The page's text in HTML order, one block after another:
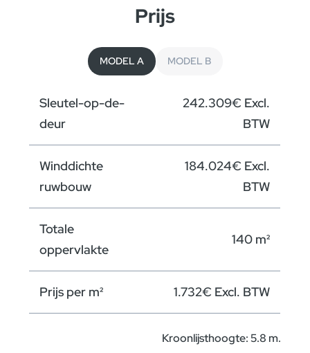
Gelijkvloers B
Verdieping B
Prijs
MODEL A MODEL B
Sleutel-op-de-
deur
242.309€ Excl.
BTW
Winddichte
ruwbouw
184.024€ Excl.
BTW
Totale
oppervlakte
140 m²
Prijs per m² 1.732€ Excl. BTW
Kroonlijsthoogte: 5.8 m.